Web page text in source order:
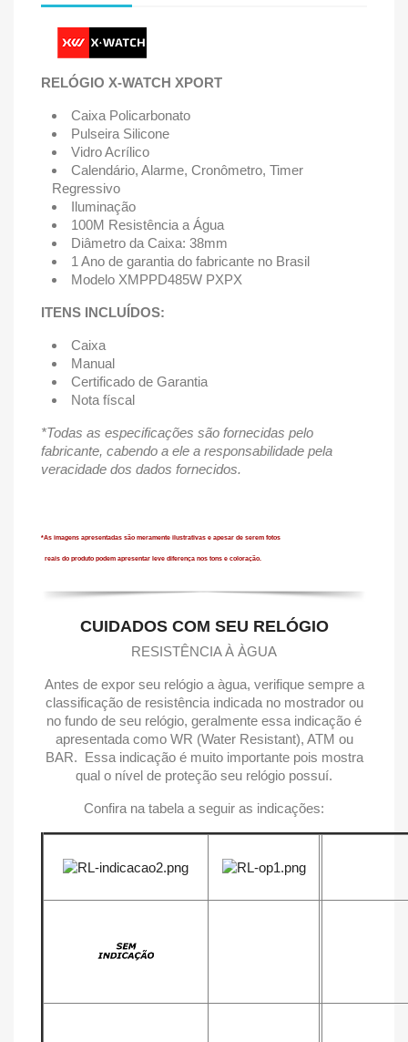
RELÓGIO X-WATCH XPORT
Caixa Policarbonato
Pulseira Silicone
Vidro Acrílico
Calendário, Alarme, Cronômetro, Timer
Regressivo
Iluminação
100M Resistência a Água
Diâmetro da Caixa: 38mm
1 Ano de garantia do fabricante no Brasil
Modelo XMPPD485W PXPX
ITENS INCLUÍDOS:
Caixa
Manual
Certificado de Garantia
Nota físcal
*Todas as especificações são fornecidas pelo
fabricante, cabendo a ele a responsabilidade pela
veracidade dos dados fornecidos.
*As imagens apresentadas são meramente ilustrativas e apesar de serem fotos
reais do produto podem apresentar leve diferença nos tons e coloração.
CUIDADOS COM SEU RELÓGIO
RESISTÊNCIA À ÀGUA
Antes de expor seu relógio a àgua, verifique sempre a
classificação de resistência indicada no mostrador ou
no fundo de seu relógio, geralmente essa indicação é
apresentada como WR (Water Resistant), ATM ou
BAR. Essa indicação é muito importante pois mostra
qual o nível de proteção seu relógio possuí.
Confira na tabela a seguir as indicações: